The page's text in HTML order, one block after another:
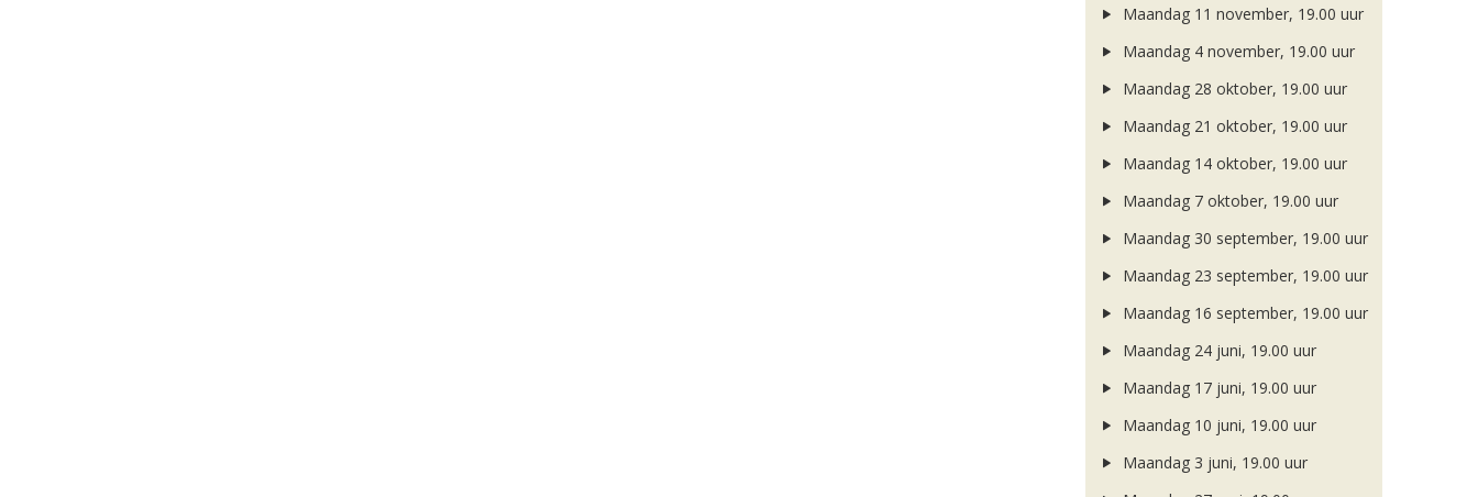
Maandag 11 november, 19.00 uur
Maandag 4 november, 19.00 uur
Maandag 28 oktober, 19.00 uur
Maandag 21 oktober, 19.00 uur
Maandag 14 oktober, 19.00 uur
Maandag 7 oktober, 19.00 uur
Maandag 30 september, 19.00 uur
Maandag 23 september, 19.00 uur
Maandag 16 september, 19.00 uur
Maandag 24 juni, 19.00 uur
Maandag 17 juni, 19.00 uur
Maandag 10 juni, 19.00 uur
Maandag 3 juni, 19.00 uur